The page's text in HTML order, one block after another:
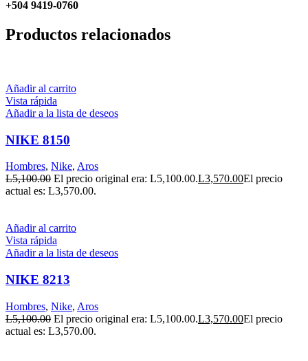
+504 9419-0760
Productos relacionados
Añadir al carrito
Vista rápida
Añadir a la lista de deseos
NIKE 8150
Hombres, Nike, Aros
L5,100.00 El precio original era: L5,100.00.L3,570.00El precio
actual es: L3,570.00.
Añadir al carrito
Vista rápida
Añadir a la lista de deseos
NIKE 8213
Hombres, Nike, Aros
L5,100.00 El precio original era: L5,100.00.L3,570.00El precio
actual es: L3,570.00.